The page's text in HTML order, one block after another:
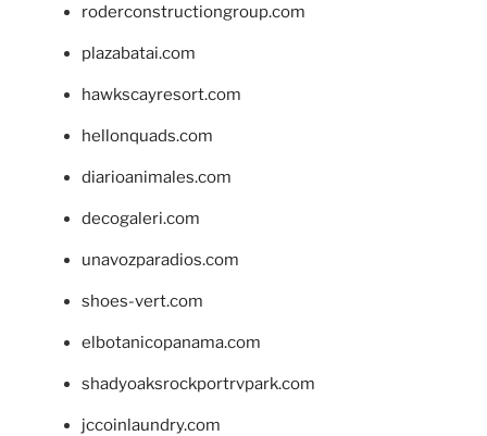
roderconstructiongroup.com
plazabatai.com
hawkscayresort.com
hellonquads.com
diarioanimales.com
decogaleri.com
unavozparadios.com
shoes-vert.com
elbotanicopanama.com
shadyoaksrockportrvpark.com
jccoinlaundry.com